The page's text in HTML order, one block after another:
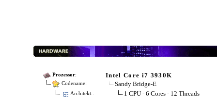
Prozessor: Intel Core i7 3930K
Codename: Sandy Bridge-E
Architekt.: 1 CPU - 6 Cores - 12 Threads